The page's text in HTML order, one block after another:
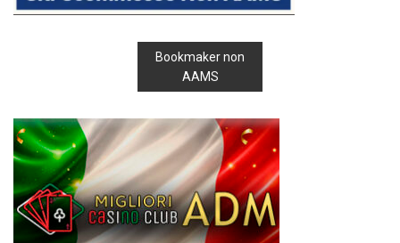
Bookmaker non
AAMS